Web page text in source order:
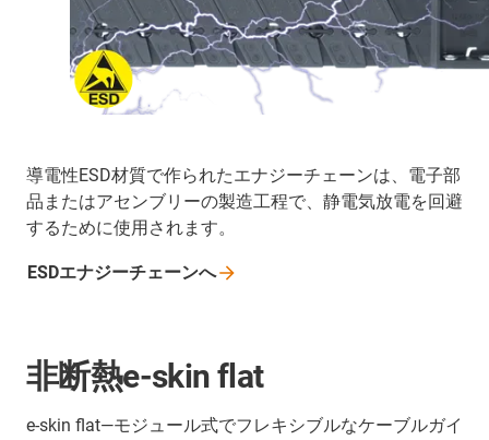
導電性ESD材質で作られたエナジーチェーンは、電子部
品またはアセンブリーの製造工程で、静電気放電を回避
するために使用されます。
ESDエナジーチェーンへ
非断熱e-skin flat
e-skin flat―モジュール式でフレキシブルなケーブルガイ